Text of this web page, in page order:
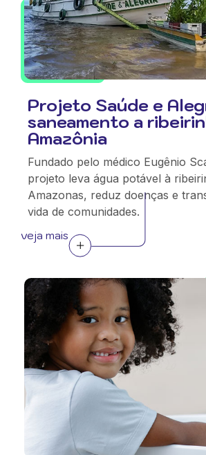
Projeto Saúde e
saneamento a
Amazônia
Fundado pelo médico Eugênio
projeto leva água potável à
Amazonas, reduz doenças e
vida de comunidades.
veja mais